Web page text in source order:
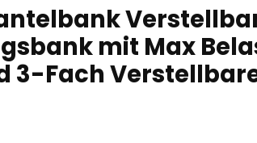
mit Max
3-Fach